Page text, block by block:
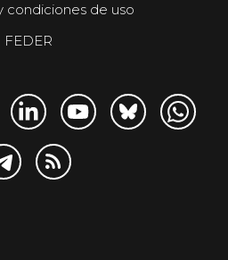
condiciones de uso
FEDER